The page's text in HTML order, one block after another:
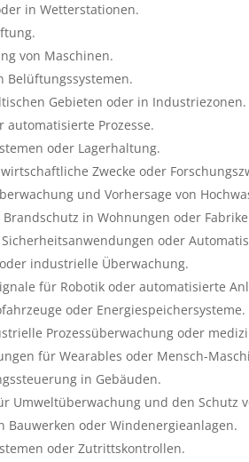
in Wetterstationen.
von Maschinen.
Belüftungssystemen.
Gebieten oder in Industriezonen.
automatisierte Prozesse.
oder Lagerhaltung.
Zwecke oder
und Vorhersage von
in Wohnungen oder
oder
industrielle Überwachung.
für Robotik oder automatisierte
oder Energiespeichersysteme.
Prozessüberwachung oder
für Wearables oder Mensch-
in Gebäuden.
Umweltüberwachung und den Schutz
oder Windenergieanlagen.
oder Zutrittskontrollen.